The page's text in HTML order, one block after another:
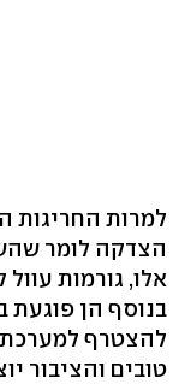
למרות החריגות
הצדקה לומר
אלו, גורמות
בנוסף הן פוגעת
להצטרף למערכת
טובים והציבור